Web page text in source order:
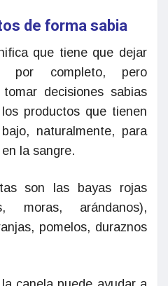
de forma sabia
que tiene que dejar
por completo, pero
decisiones sabias
productos que tienen
naturalmente, para
la sangre.
son las bayas rojas
moras, arándanos),
pomelos, duraznos